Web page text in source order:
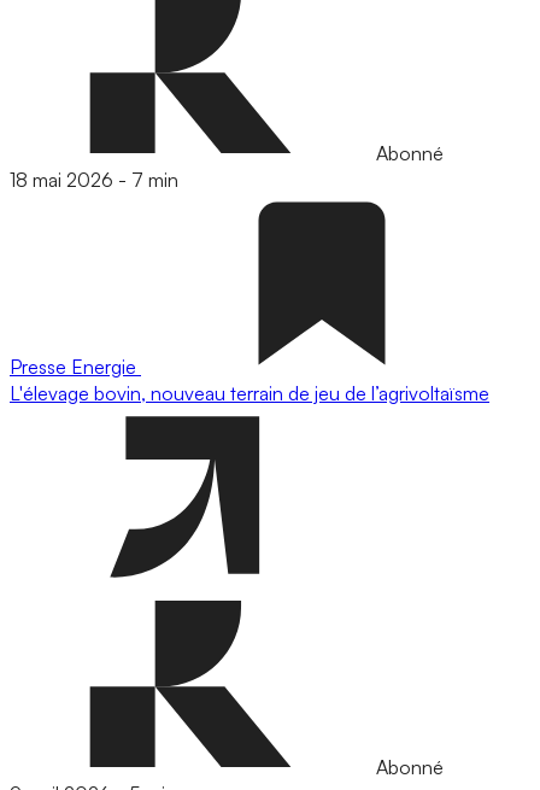
Abonné
18 mai 2026 - 7 min
Presse Energie
L'élevage bovin, nouveau terrain de jeu de l’agrivoltaïsme
Abonné